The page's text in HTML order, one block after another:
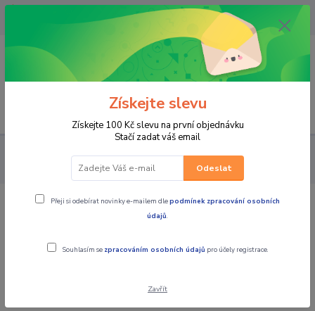
OPAVA 733537099/HLUČÍN
734541648/OLOMOUC 734593593
0,00 CZK
PRO STROJE ČTYŘKOLKY PŘÍSLUŠENSTVÍ
PLACHTY
PLACHTY GARÁŽE
Získejte slevu
Získejte 100 Kč slevu na první objednávku
Stačí zadat váš email
Odeslat
Přeji si odebírat novinky e-mailem dlepodmínek zpracování osobních
údajů.
Souhlasím se zpracováním osobních údajů pro účely registrace.
Zavřít